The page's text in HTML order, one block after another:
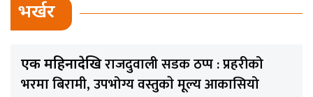
भर्खर
एक महिनादेखिराजदुवाली सडक ठप्प : प्रहरीको
भरमा बिरामी, उपभोग्य वस्तुकाे मूल्य आकासियो